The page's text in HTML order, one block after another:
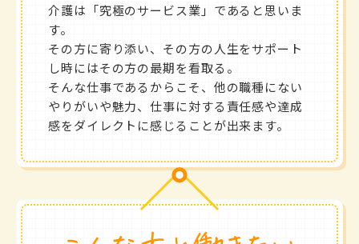
介護は「究極のサービス業」であると思いま
す。
その方に寄り添い、その方の人生をサポート
し時にはその方の最期を看取る。
そんな仕事であるからこそ、他の職種にない
やりがいや魅力、仕事に対する責任感や達成
感をダイレクトに感じることが出来ます。